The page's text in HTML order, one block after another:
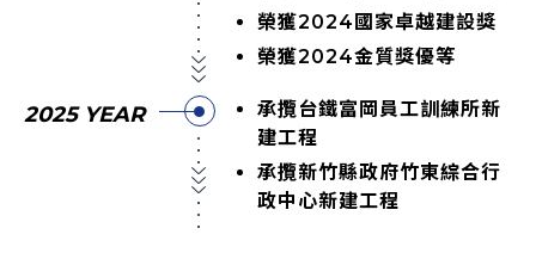
榮獲2024國家卓越建設獎
榮獲2024金質獎優等
2025 YEAR
承攬台鐵富岡員工訓練所新
建工程
承攬新竹縣政府竹東綜合行
政中心新建工程